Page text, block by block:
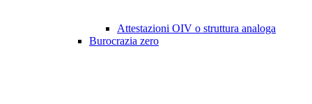
Attestazioni OIV o struttura analoga
Burocrazia zero